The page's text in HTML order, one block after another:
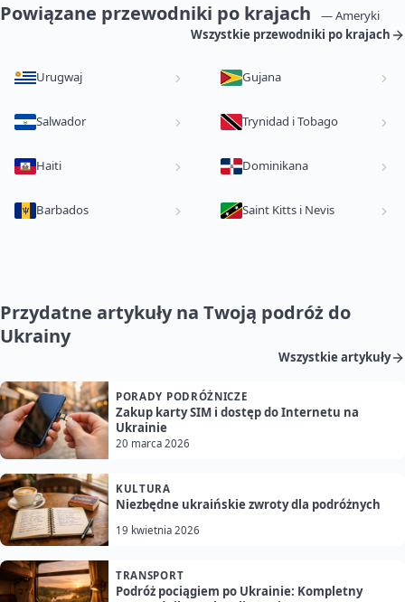
Powiązane przewodniki po krajach
— Ameryki
Wszystkie przewodniki po krajach
Urugwaj Gujana
Salwador Trynidad i Tobago
Haiti Dominikana
Barbados Saint Kitts i Nevis
Przydatne artykuły na Twoją podróż do
Ukrainy
Wszystkie artykuły
PORADY PODRÓŻNICZE
Zakup karty SIM i dostęp do Internetu na
Ukrainie
20 marca 2026
KULTURA
Niezbędne ukraińskie zwroty dla podróżnych
19 kwietnia 2026
TRANSPORT
Podróż pociągiem po Ukrainie: Kompletny